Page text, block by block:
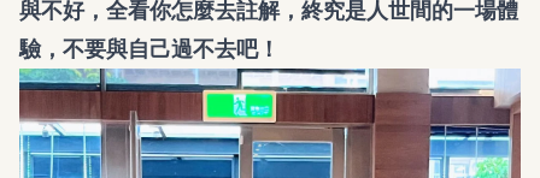
與不好，全看你怎麼去註解，終究是人世間的一場體
驗，不要與自己過不去吧！